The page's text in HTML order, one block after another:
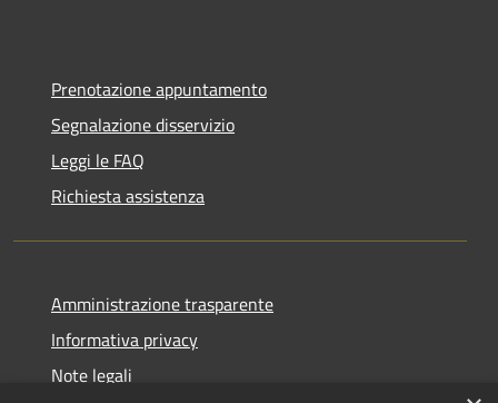
Prenotazione appuntamento
Segnalazione disservizio
Leggi le FAQ
Richiesta assistenza
Amministrazione trasparente
Informativa privacy
Note legali